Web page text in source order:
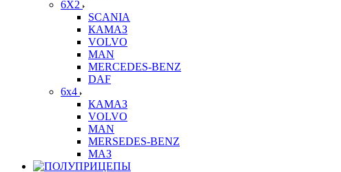
6X2
SCANIA
КАМАЗ
VOLVO
MAN
MERCEDES-BENZ
DAF
6x4
КАМАЗ
VOLVO
MAN
MERSEDES-BENZ
МАЗ